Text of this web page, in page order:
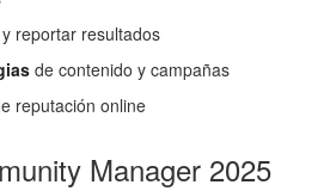
y reportar resultados
de contenido y campañas
reputación online
Manager 2025